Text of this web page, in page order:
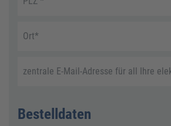
Ort*
Bestelldaten